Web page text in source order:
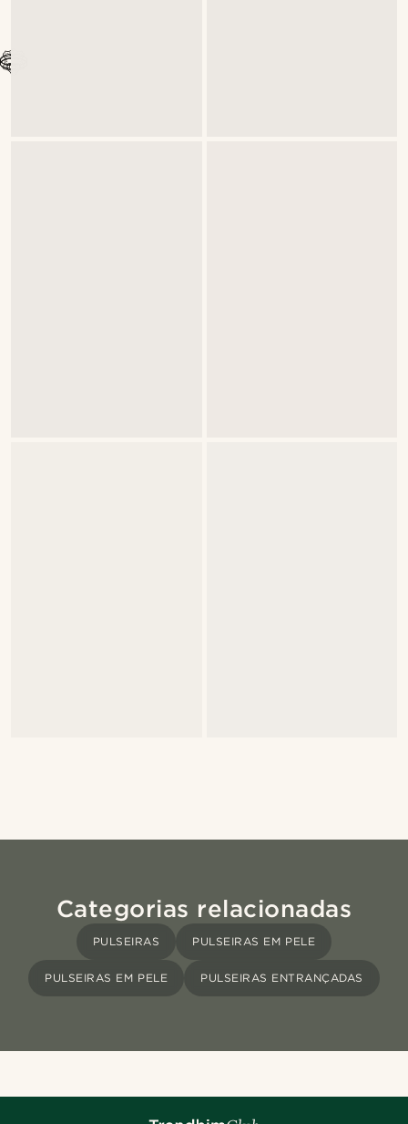
Categorias relacionadas
PULSEIRAS PULSEIRAS EM PELE
PULSEIRAS EM PELE PULSEIRAS ENTRANÇADAS